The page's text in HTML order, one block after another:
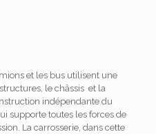
et les bus utilisent une
le châssis et la
indépendante du
supporte toutes les forces de
La carrosserie, dans cette